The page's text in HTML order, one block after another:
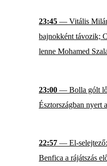
23:45 — Vitális
bajnokként távozik;
lenne Mohamed
23:00 — Bolla gólt
Észtországban nyert
22:57 — El-
Benfica a rájátszás